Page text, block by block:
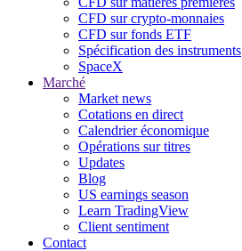
CFD sur crypto-monnaies
CFD sur fonds ETF
Spécification des instruments
SpaceX
Marché
Market news
Cotations en direct
Calendrier économique
Opérations sur titres
Updates
Blog
US earnings season
Learn TradingView
Client sentiment
Contact